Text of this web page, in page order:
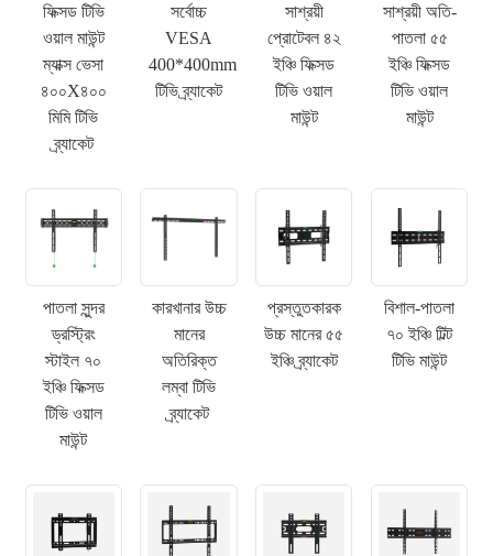
ফিক্সড টিভি
ওয়াল মাউন্ট
ম্যাক্স ভেসা
৪০০X৪০০
মিমি টিভি
ব্র্যাকেট
সর্বোচ্চ
VESA
400*400mm
টিভি ব্র্যাকেট
সাশ্রয়ী
প্রোটেবল ৪২
ইঞ্চি ফিক্সড
টিভি ওয়াল
মাউন্ট
সাশ্রয়ী অতি-
পাতলা ৫৫
ইঞ্চি ফিক্সড
টিভি ওয়াল
মাউন্ট
পাতলা সুন্দর
ড্রস্ট্রিং
স্টাইল ৭০
ইঞ্চি ফিক্সড
টিভি ওয়াল
মাউন্ট
কারখানার উচ্চ
মানের
অতিরিক্ত
লম্বা টিভি
ব্র্যাকেট
প্রস্তুতকারক
উচ্চ মানের ৫৫
ইঞ্চি ব্র্যাকেট
বিশাল-পাতলা
৭০ ইঞ্চি টিল্ট
টিভি মাউন্ট